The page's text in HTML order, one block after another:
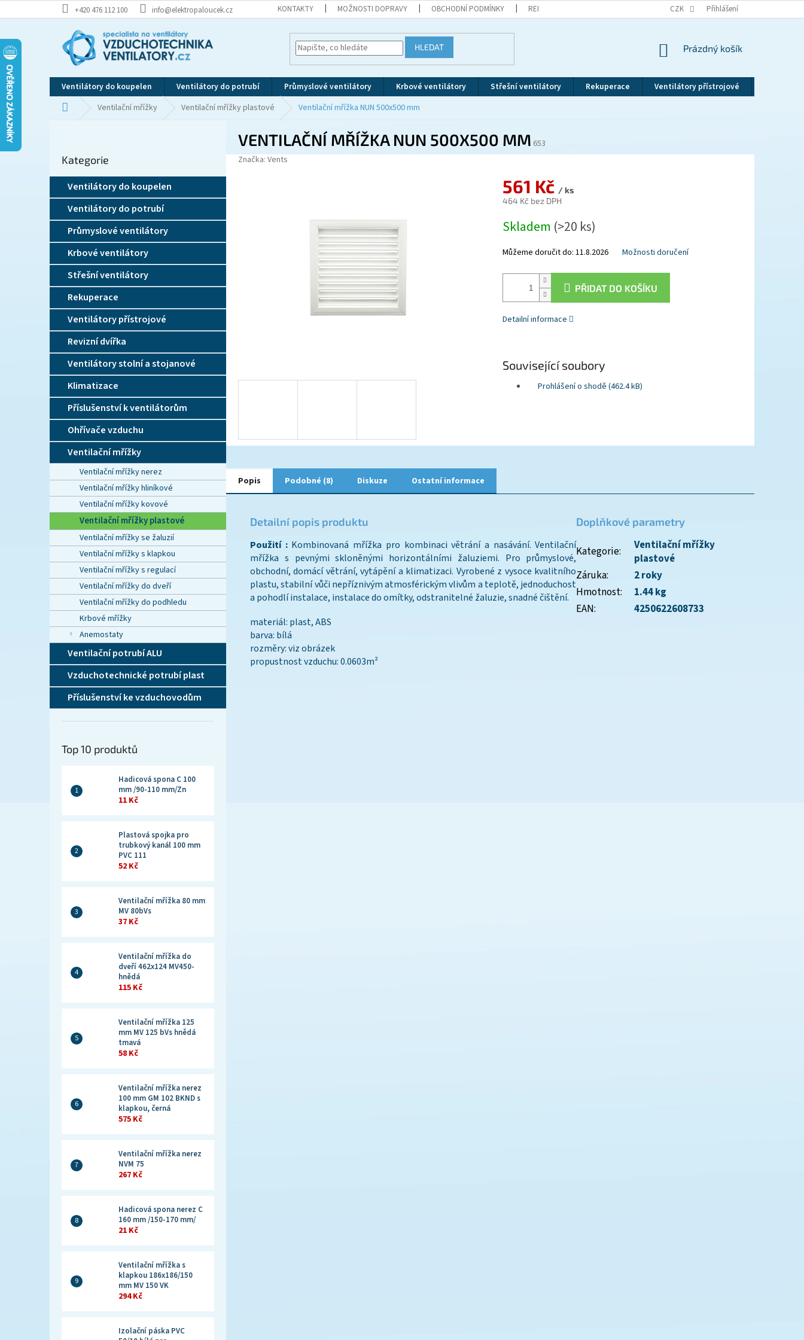
na
+420 476 112 100 info@elektropaloucek.cz KONTAKTY MOŽNOSTI DOPRAVY OBCHODNÍ PODMÍNKY REKLAMAČNÍ ŘÁD ZÁSADY OCHRANY OSOBNÍCH
CZK Přihlášení
HLEDAT
NÁKUPNÍ
Prázdný košík
Ventilátory do koupelen Ventilátory do potrubí Průmyslové ventilátory Krbové ventilátory Střešní ventilátory Rekuperace Ventilátory přístrojové
Domů Ventilační mřížky Ventilační mřížky plastové Ventilační mřížka NUN 500x500 mm
r
n
p
e
kategorie
Kategorie
Ventilátory do koupelen
Ventilátory do potrubí
Průmyslové ventilátory
Krbové ventilátory
Střešní ventilátory
Rekuperace
Ventilátory přístrojové
Revizní dvířka
Ventilátory stolní a stojanové
Klimatizace
Příslušenství k ventilátorům
Ohřívače vzduchu
Ventilační mřížky
Ventilační mřížky nerez
Ventilační mřížky hliníkové
Ventilační mřížky kovové
Ventilační mřížky plastové
Ventilační mřížky se žaluzií
Ventilační mřížky s klapkou
Ventilační mřížky s regulací
Ventilační mřížky do dveří
Ventilační mřížky do podhledu
Krbové mřížky
Anemostaty
Ventilační potrubí ALU
Vzduchotechnické potrubí plast
Příslušenství ke vzduchovodům
Top 10 produktů
Hadicová spona C 100
mm /90-110 mm/Zn
11 Kč
Plastová spojka pro
trubkový kanál 100 mm
PVC 111
52 Kč
Ventilační mřížka 80 mm
MV 80bVs
37 Kč
Ventilační mřížka do
dveří 462x124 MV450-
hnědá
115 Kč
Ventilační mřížka 125
mm MV 125 bVs hnědá
tmavá
58 Kč
Ventilační mřížka nerez
100 mm GM 102 BKND s
klapkou, černá
575 Kč
Ventilační mřížka nerez
NVM 75
267 Kč
Hadicová spona nerez C
160 mm /150-170 mm/
21 Kč
Ventilační mřížka s
klapkou 186x186/150
mm MV 150 VK
294 Kč
Izolační páska PVC
VENTILAČNÍ MŘÍŽKA NUN 500X500 MM 653
Značka: Vents
561 Kč / ks
464 Kč bez DPH
cena:
Skladem (>20 ks)
Můžeme doručit do: 11.8.2026 Možnosti doručení
PŘIDAT DO KOŠÍKU
Detailní informace
Související soubory
Prohlášení o shodě (462.4 kB)
Popis Podobné (8) Diskuze Ostatní informace
Detailní popis produktu
Použití :Kombinovaná mřížka pro kombinaci větrání a nasávání. Ventilační
mřížka s pevnými skloněnými horizontálními žaluziemi. Pro průmyslové,
obchodní, domácí větrání, vytápění a klimatizaci. Vyrobené z vysoce kvalitního
plastu, stabilní vůči nepříznivým atmosférickým vlivům a teplotě, jednoduchost
a pohodlí instalace, instalace do omítky, odstranitelné žaluzie, snadné čištění.
materiál: plast, ABS
barva: bílá
rozměry: viz obrázek
propustnost vzduchu: 0.0603m²
Doplňkové parametry
Kategorie:
Ventilační mřížky
plastové
Záruka:
2 roky
Hmotnost:
1.44 kg
EAN: 4250622608733